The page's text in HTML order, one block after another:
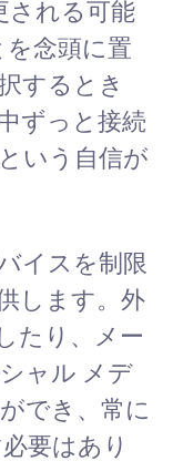
される可能
念頭に置
するとき
ずっと接続
いう自信が
イスを制限
します。外
たり、メー
ャル メデ
でき、常に
要はあり